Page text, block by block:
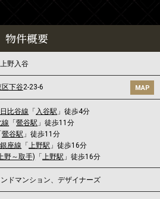
物件概要
野入谷
区下谷2-23-6 MAP
比谷線 「 入谷駅 」徒歩4分
線 「鶯谷駅 」徒歩11分
鶯谷駅 」徒歩11分
座線 「上野駅 」徒歩16分
野～取手) 「上野駅 」徒歩16分
ンドマンション、デザイナーズ